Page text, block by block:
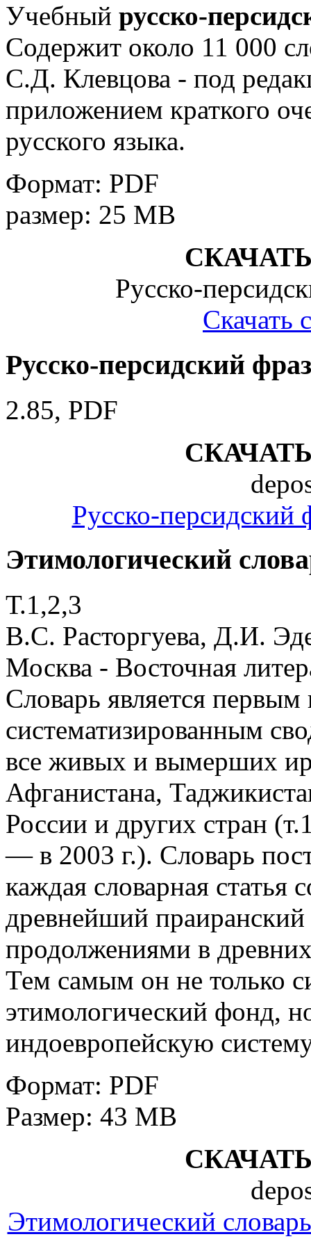
Учебный русско-
Содержит около 11 000
С.Д. Клевцова - под
приложением краткого
русского языка.
Формат: PDF
размер: 25 MB
Русско-
Скачать
Русско-персидский
2.85, PDF
Русско-персидский
Этимологический
Т.1,2,3
В.С. Расторгуева, Д.И.
Москва - Восточная
Словарь является
систематизированным
все живых и вымерших
Афганистана,
России и других стран
— в 2003 г.). Словарь
каждая словарная статья
древнейший праиранский
продолжениями в
Тем самым он не только
этимологический фонд,
индоевропейскую
Формат: PDF
Размер: 43 MB
Этимологический